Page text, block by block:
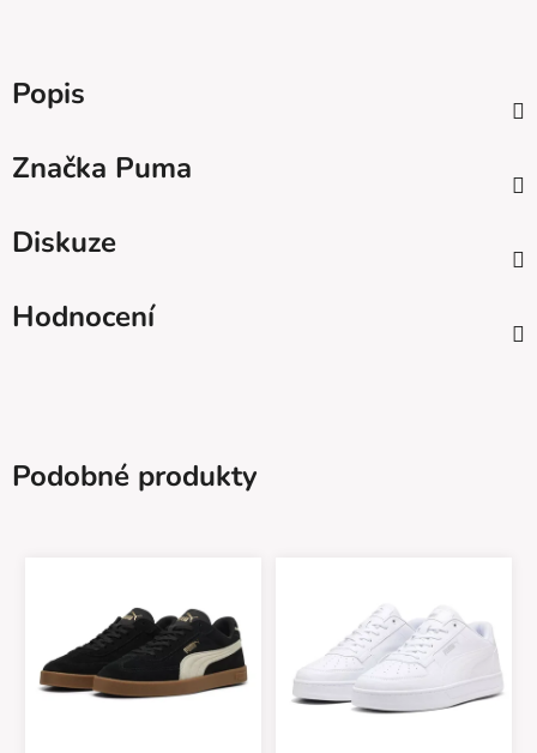
Popis
Značka Puma
Diskuze
Hodnocení
Podobné produkty